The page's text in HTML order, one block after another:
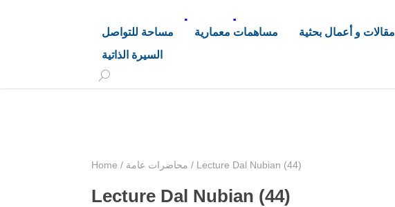
د. هاشم خليفة محجوب
مساحة للتواصل مساهمات معمارية مقالات و أعمال بحثية
السيرة الذاتية
Home / محاضرات عامة / Lecture Dal Nubian (44)
Lecture Dal Nubian (44)